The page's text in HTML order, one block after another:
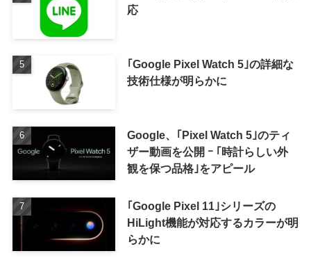
応
｢Google Pixel Watch 5｣の詳細な
技術仕様が明らかに
Google、｢Pixel Watch 5｣のティ
ザー動画を公開 ｰ ｢時計らしい外
観を保つ品格｣をアピール
｢Google Pixel 11｣シリーズの
HiLight機能が対応するカラーが明
らかに